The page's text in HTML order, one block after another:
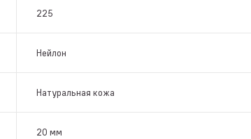
225
Нейлон
Натуральная кожа
20 мм